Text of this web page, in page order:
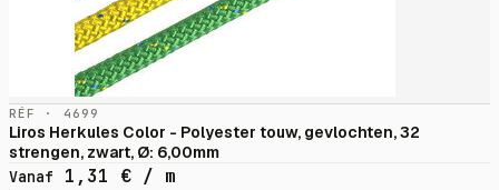
RÉF · 4699
Liros Herkules Color - Polyester touw, gevlochten, 32
strengen, zwart, Ø: 6,00mm
Vanaf
1,31 € / m